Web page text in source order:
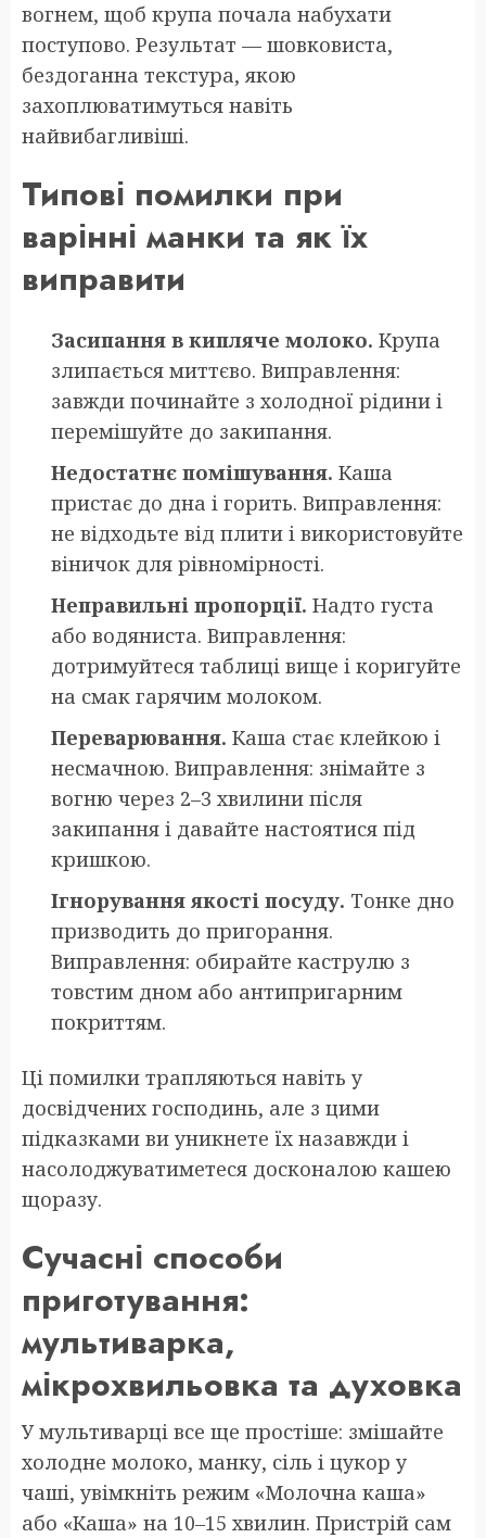
вогнем, щоб крупа почала набухати
поступово. Результат — шовковиста,
бездоганна текстура, якою
захоплюватимуться навіть
найвибагливіші.
Типові помилки при
варінні манки та як їх
виправити
Засипання в кипляче молоко. Крупа
злипається миттєво. Виправлення:
завжди починайте з холодної рідини і
перемішуйте до закипання.
Недостатнє помішування. Каша
пристає до дна і горить. Виправлення:
не відходьте від плити і використовуйте
віничок для рівномірності.
Неправильні пропорції. Надто густа
або водяниста. Виправлення:
дотримуйтеся таблиці вище і коригуйте
на смак гарячим молоком.
Переварювання. Каша стає клейкою і
несмачною. Виправлення: знімайте з
вогню через 2–3 хвилини після
закипання і давайте настоятися під
кришкою.
Ігнорування якості посуду. Тонке дно
призводить до пригорання.
Виправлення: обирайте каструлю з
товстим дном або антипригарним
покриттям.
Ці помилки трапляються навіть у
досвідчених господинь, але з цими
підказками ви уникнете їх назавжди і
насолоджуватиметеся досконалою кашею
щоразу.
Сучасні способи
приготування:
мультиварка,
мікрохвильовка та духовка
У мультиварці все ще простіше: змішайте
холодне молоко, манку, сіль і цукор у
чаші, увімкніть режим «Молочна каша»
або «Каша» на 10–15 хвилин. Пристрій сам